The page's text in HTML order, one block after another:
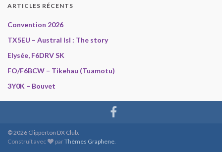
ARTICLES RÉCENTS
Convention 2026
TX5EU – Austral Isl : The story
Elysée, F6DRV SK
FO/F6BCW – Tikehau (Tuamotu)
3Y0K – Bouvet
© 2026 Clipperton DX Club.
Construit avec
parThèmes Graphene.